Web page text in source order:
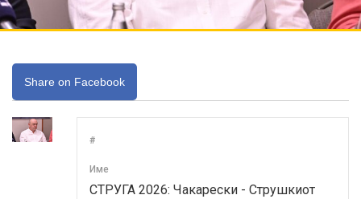
Share on Facebook
#
Име
СТРУГА 2026: Чакарески - Струшкиот